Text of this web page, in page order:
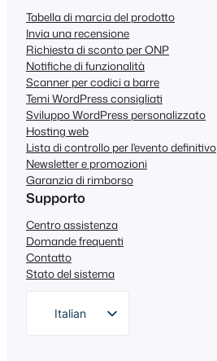
Tabella di marcia del prodotto
Invia una recensione
Richiesta di sconto per ONP
Notifiche di funzionalità
Scanner per codici a barre
Temi WordPress consigliati
Sviluppo WordPress personalizzato
Hosting web
Lista di controllo per l'evento definitivo
Newsletter e promozioni
Garanzia di rimborso
Supporto
Centro assistenza
Domande frequenti
Contatto
Stato del sistema
Italian